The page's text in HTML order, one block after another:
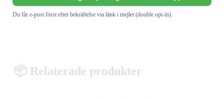
Du får e-post först efter bekräftelse via länk i mejlet (double opt-in).
📦 Relaterade produkter